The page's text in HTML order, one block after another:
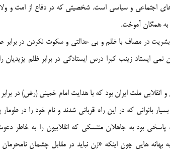
اجتماعي و سياسي است. شخصيتي كه در دفاع از امت و
به همگان آموخت.
در مصاف با ظلم و بي عدالتي و سكوت نكردن در برابر
نمي ايستاد زينب كبرا درس ايستادگي در برابر ظلم
انقلابي ملت ايران بود كه با هدايت امام خميني (رض) در
بانواني كه در اين راه قرباني شدند و نام خود را در
بود به جاهلان متنسكي كه انقلابيون را به خاطر
هايي چون اينكه «زن نبايد در مقابل چشمان